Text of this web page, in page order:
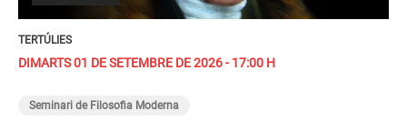
TERTÚLIES
DIMARTS 01 DE SETEMBRE DE 2026 - 17:00 H
Seminari de Filosofia Moderna